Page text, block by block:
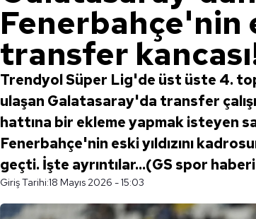
Fenerbahçe'nin
transfer
Trendyol Süper Lig'de üst üste 4.
ulaşan Galatasaray'da transfer
hattına bir ekleme yapmak isteyen
Fenerbahçe'nin eski yıldızını
geçti. İşte ayrıntılar...(GS spor
Giriş Tarihi:18 Mayıs 2026 - 15:03